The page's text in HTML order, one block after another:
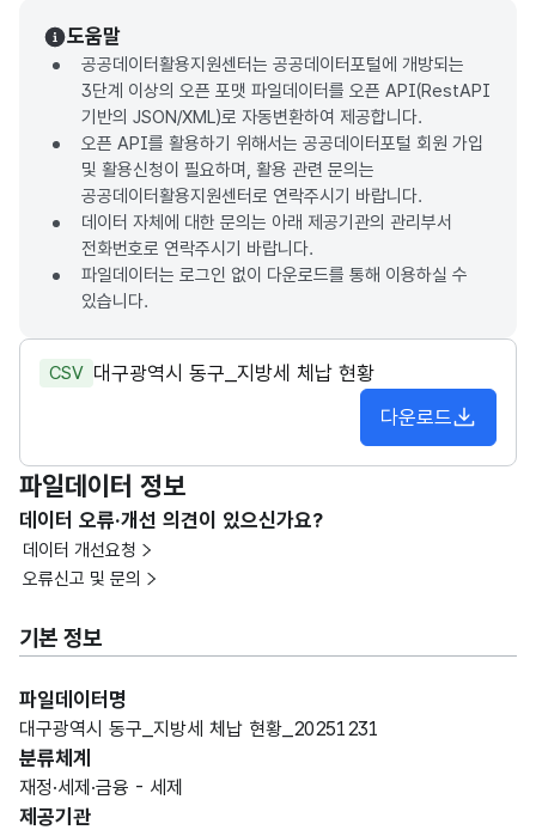
도움말
공공데이터활용지원센터는 공공데이터포털에 개방되는
3단계 이상의 오픈 포맷 파일데이터를 오픈 API(RestAPI
기반의 JSON/XML)로 자동변환하여 제공합니다.
오픈 API를 활용하기 위해서는 공공데이터포털 회원 가입
및 활용신청이 필요하며, 활용 관련 문의는
공공데이터활용지원센터로 연락주시기 바랍니다.
데이터 자체에 대한 문의는 아래 제공기관의 관리부서
전화번호로 연락주시기 바랍니다.
파일데이터는 로그인 없이 다운로드를 통해 이용하실 수
있습니다.
CSV 대구광역시 동구_지방세 체납 현황
다운로드
파일데이터 정보
데이터 오류·개선 의견이 있으신가요?
데이터 개선요청
오류신고 및 문의
기본 정보
파일데이터명
대구광역시 동구_지방세 체납 현황_20251231
분류체계
재정·세제·금융 - 세제
제공기관